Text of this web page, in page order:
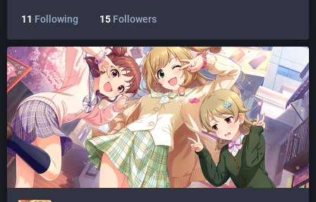
11 Following 15 Followers